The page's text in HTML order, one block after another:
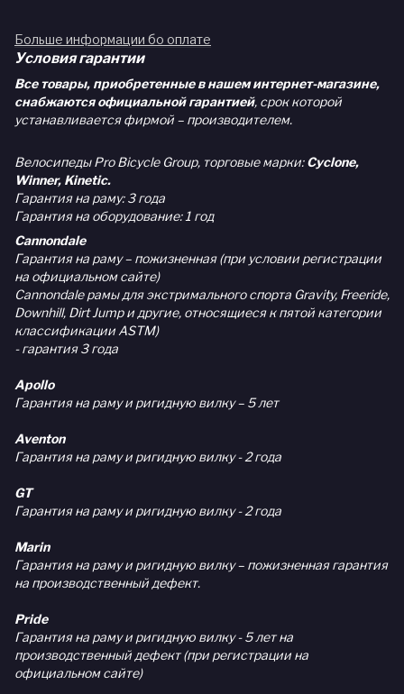
Больше информации бо оплате
Условия гарантии
Все товары, приобретенные в нашем интернет-магазине,
снабжаются официальной гарантией, срок которой
устанавливается фирмой – производителем.
Велосипеды Pro Bicycle Group, торговые марки:Cyclone,
Winner, Kinetic.
Гарантия на раму: 3 года
Гарантия на оборудование: 1 год
Cannondale
Гарантия на раму – пожизненная (при условии регистрации
на официальном сайте)
Cannondale рамы для экстримального спорта Gravity, Freeride,
Downhill, Dirt Jump и другие, относящиеся к пятой категории
классификации ASTM)
- гарантия 3 года
Apollo
Гарантия на раму и ригидную вилку – 5 лет
Aventon
Гарантия на раму и ригидную вилку - 2 года
GT
Гарантия на раму и ригидную вилку - 2 года
Marin
Гарантия на раму и ригидную вилку – пожизненная гарантия
на производственный дефект.
Pride
Гарантия на раму и ригидную вилку - 5 лет на
производственный дефект (при регистрации на
официальном сайте)